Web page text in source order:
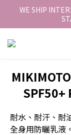
香港地區全店免
WE SHIP
香港地區全店免運
SPF50+
耐水、耐汗、耐
全身用防曬乳液。